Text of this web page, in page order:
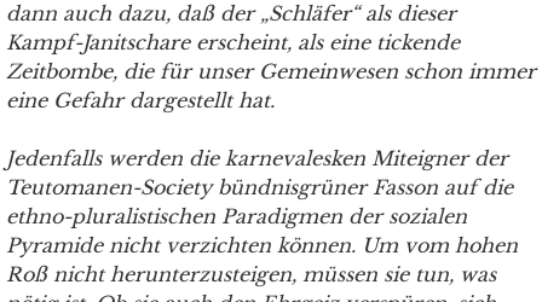
dann auch dazu, daß der „Schläfer“ als dieser
Kampf-Janitschare erscheint, als eine tickende
Zeitbombe, die für unser Gemeinwesen schon immer
eine Gefahr dargestellt hat.
Jedenfalls werden die karnevalesken Miteigner der
Teutomanen-Society bündnisgrüner Fasson auf die
ethno-pluralistischen Paradigmen der sozialen
Pyramide nicht verzichten können. Um vom hohen
Roß nicht herunterzusteigen, müssen sie tun, was